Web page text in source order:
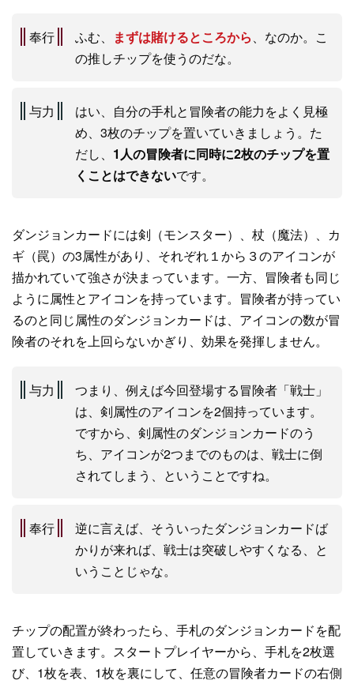
奉行 ふむ、 まずは賭けるところから、なのか。こ
の推しチップを使うのだな。
与力
はい、自分の手札と冒険者の能力をよく見極
め、3枚のチップを置いていきましょう。た
だし、 1人の冒険者に同時に2枚のチップを置
くことはできないです。
ダンジョンカードには剣（モンスター）、杖（魔法）、カ
ギ（罠）の3属性があり、それぞれ１から３のアイコンが
描かれていて強さが決まっています。一方、冒険者も同じ
ように属性とアイコンを持っています。冒険者が持ってい
るのと同じ属性のダンジョンカードは、アイコンの数が冒
険者のそれを上回らないかぎり、効果を発揮しません。
与力
つまり、例えば今回登場する冒険者「戦士」
は、剣属性のアイコンを2個持っています。
ですから、剣属性のダンジョンカードのう
ち、アイコンが2つまでのものは、戦士に倒
されてしまう、ということですね。
奉行
逆に言えば、そういったダンジョンカードば
かりが来れば、戦士は突破しやすくなる、と
いうことじゃな。
チップの配置が終わったら、手札のダンジョンカードを配
置していきます。スタートプレイヤーから、手札を2枚選
び、1枚を表、1枚を裏にして、任意の冒険者カードの右側